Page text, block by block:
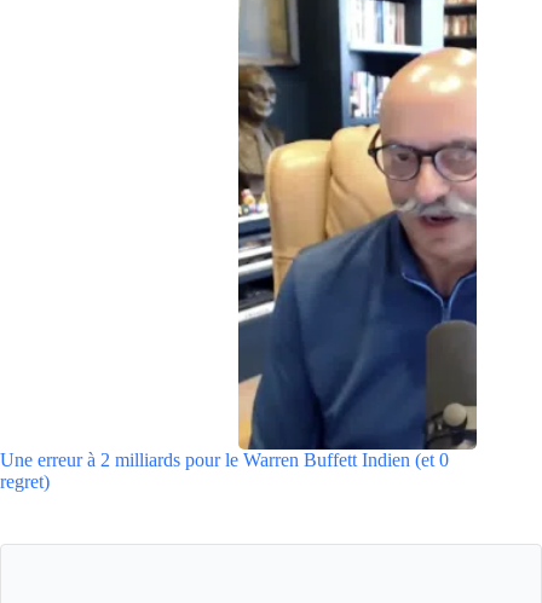
Une erreur à 2 milliards pour le Warren Buffett Indien (et 0
regret)